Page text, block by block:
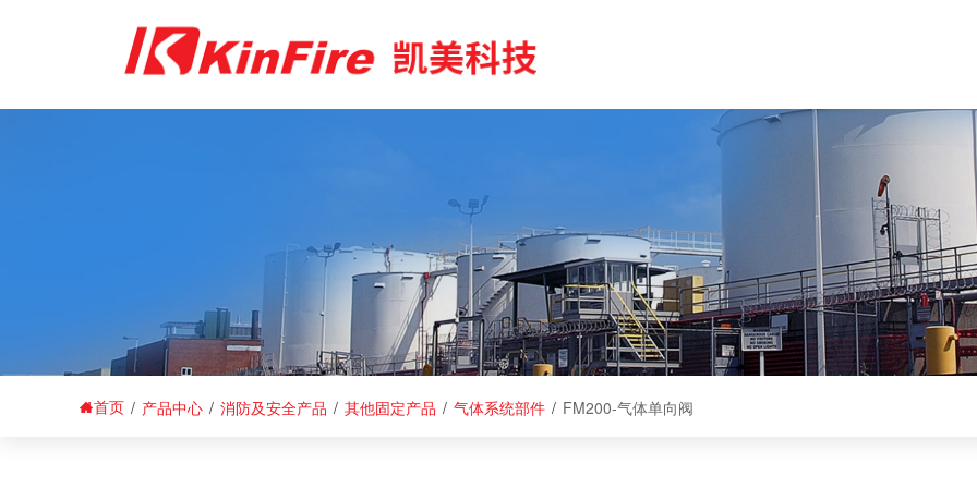
首页 / 产品中心 / 消防及安全产品 / 其他固定产品 / 气体系统部件 / FM200-气体单向阀